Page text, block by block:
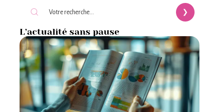
L’actualité sans pause